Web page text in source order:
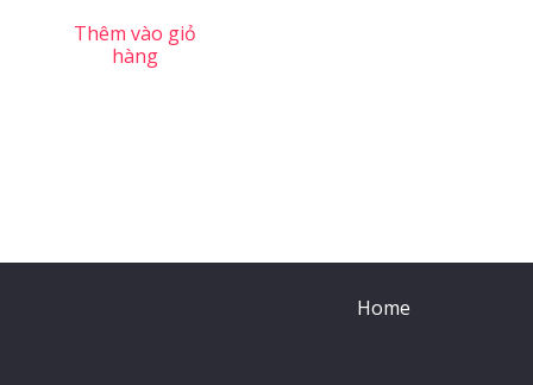
Thêm vào giỏ
hàng
Home